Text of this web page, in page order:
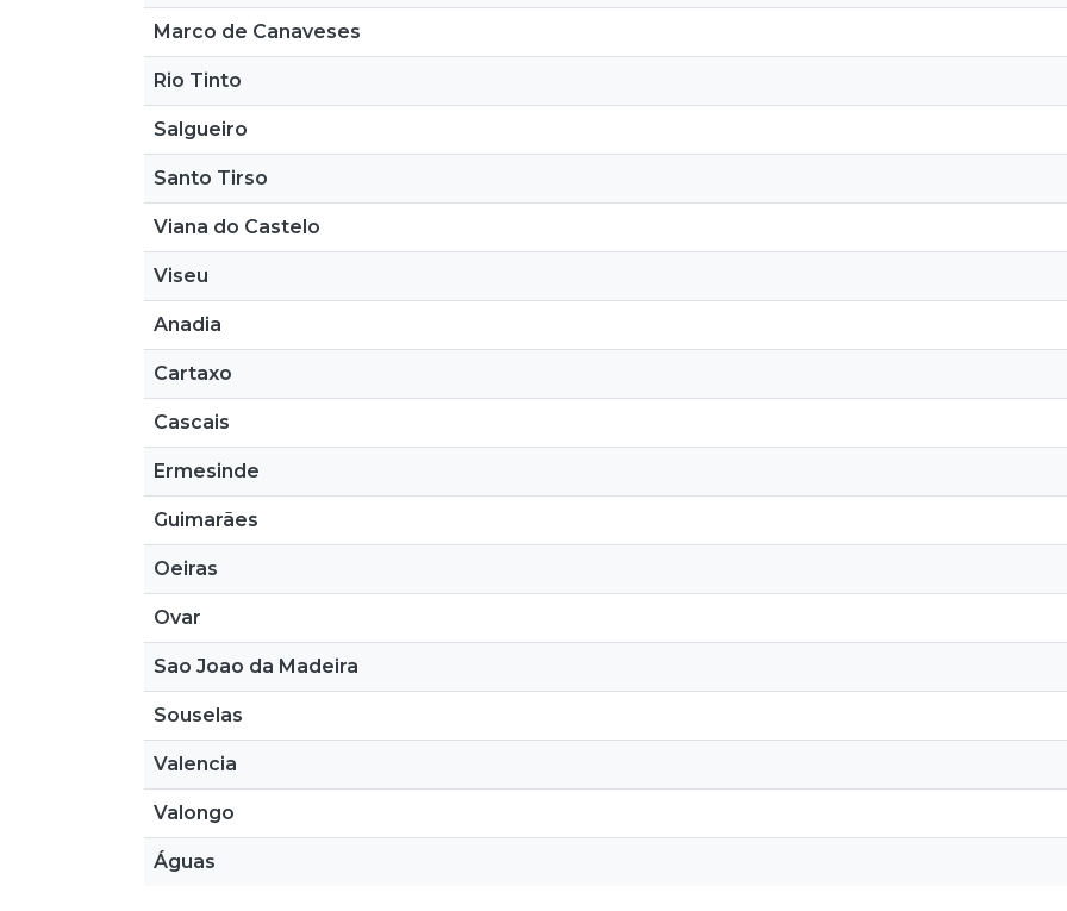
Marco de Canaveses
Rio Tinto
Salgueiro
Santo Tirso
Viana do Castelo
Viseu
Anadia
Cartaxo
Cascais
Ermesinde
Guimarães
Oeiras
Ovar
Sao Joao da Madeira
Souselas
Valencia
Valongo
Águas